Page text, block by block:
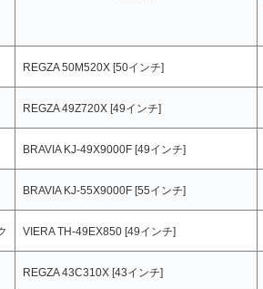
REGZA 50M520X [50インチ]
REGZA 49Z720X [49インチ]
BRAVIA KJ-49X9000F [49インチ]
BRAVIA KJ-55X9000F [55インチ]
VIERA TH-49EX850 [49インチ]
REGZA 43C310X [43インチ]